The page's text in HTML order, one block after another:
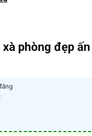
phòng đẹp ấn